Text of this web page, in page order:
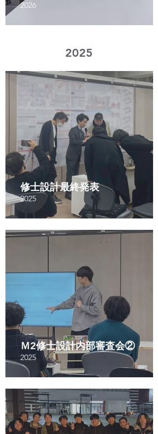
2026
​2025
修士設計最終発表
2025
Ｍ2修士設計内部審査会②
2025